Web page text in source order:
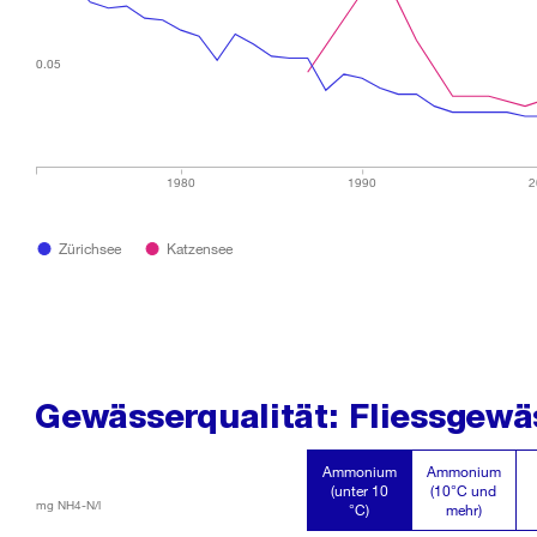
1980 1990
0.05
0.05
0.05
0.05
Zürichsee Katzensee
Gewässerqualität:
mg NH4-N/l
Ammonium
(unter 10
°C)
Ammonium
(10°C und
mehr)